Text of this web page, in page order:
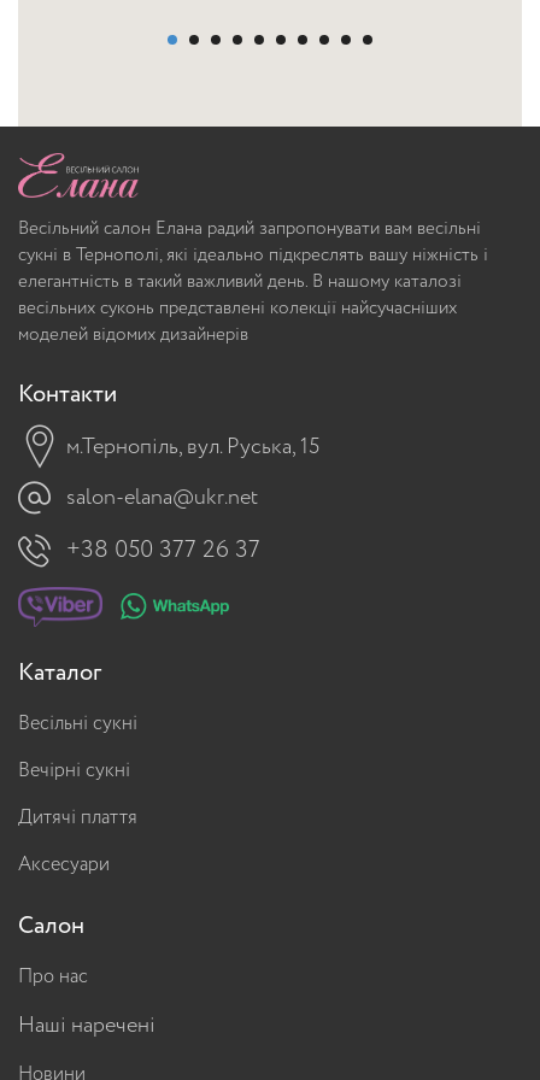
Весільний салон Елана радий запропонувати вам весільні
сукні в Тернополі, які ідеально підкреслять вашу ніжність і
елегантність в такий важливий день. В нашому каталозі
весільних суконь представлені колекції найсучасніших
моделей відомих дизайнерів
Контакти
м.Тернопіль, вул. Руська, 15
salon-elana@ukr.net
+38 050 377 26 37
Каталог
Весільні сукні
Вечірні сукні
Дитячі плаття
Аксесуари
Салон
Про нас
Наші наречені
Новини